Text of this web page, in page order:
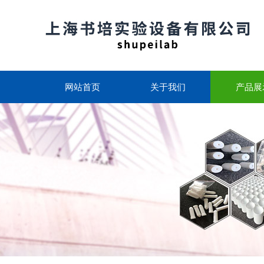
网站首页 关于我们 产品